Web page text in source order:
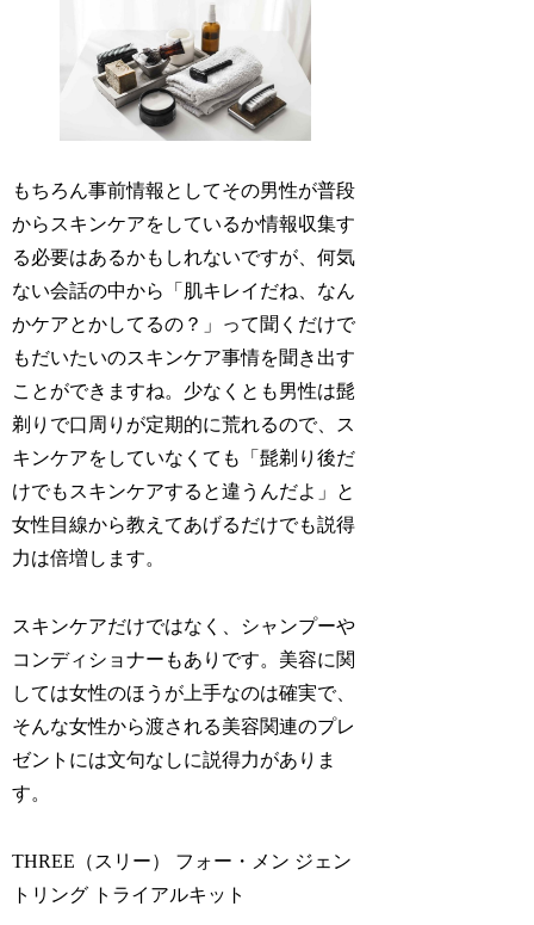
もちろん事前情報としてその男性が普段
からスキンケアをしているか情報収集す
る必要はあるかもしれないですが、何気
ない会話の中から「肌キレイだね、なん
かケアとかしてるの？」って聞くだけで
もだいたいのスキンケア事情を聞き出す
ことができますね。少なくとも男性は髭
剃りで口周りが定期的に荒れるので、ス
キンケアをしていなくても「髭剃り後だ
けでもスキンケアすると違うんだよ」と
女性目線から教えてあげるだけでも説得
力は倍増します。
スキンケアだけではなく、シャンプーや
コンディショナーもありです。美容に関
しては女性のほうが上手なのは確実で、
そんな女性から渡される美容関連のプレ
ゼントには文句なしに説得力がありま
す。
THREE（スリー） フォー・メン ジェン
トリング トライアルキット